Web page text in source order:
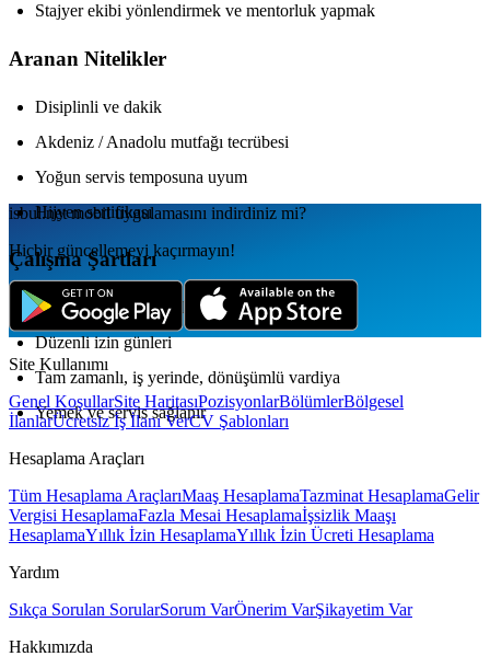
Stajyer ekibi yönlendirmek ve mentorluk yapmak
Aranan Nitelikler
Disiplinli ve dakik
Akdeniz / Anadolu mutfağı tecrübesi
Yoğun servis temposuna uyum
Hijyen sertifikası
Çalışma Şartları
Bahşiş havuzuna katılım
Düzenli izin günleri
Tam zamanlı, iş yerinde, dönüşümlü vardiya
Yemek ve servis sağlanır
isbul.netmobil uygulamаsını indirdiniz mi?
Hiçbir güncellemeyi kaçırmayın!
Site Kullanımı
Genel KoşullarSite HaritasıPozisyonlarBölümlerBölgesel
İlanlarÜcretsiz İş İlanı VerCV Şablonları
Hesaplama Araçları
Tüm Hesaplama AraçlarıMaaş HesaplamaTazminat HesaplamaGelir
Vergisi HesaplamaFazla Mesai Hesaplamaİşsizlik Maaşı
HesaplamaYıllık İzin HesaplamaYıllık İzin Ücreti Hesaplama
Yardım
Sıkça Sorulan SorularSorum VarÖnerim VarŞikayetim Var
Hakkımızda